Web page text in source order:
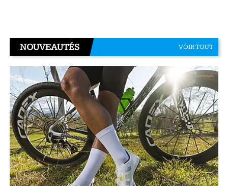
NOUVEAUTÉS VOIR TOUT